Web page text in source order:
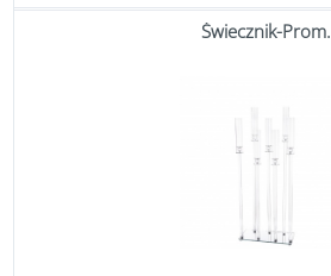
Świecznik-Prom.